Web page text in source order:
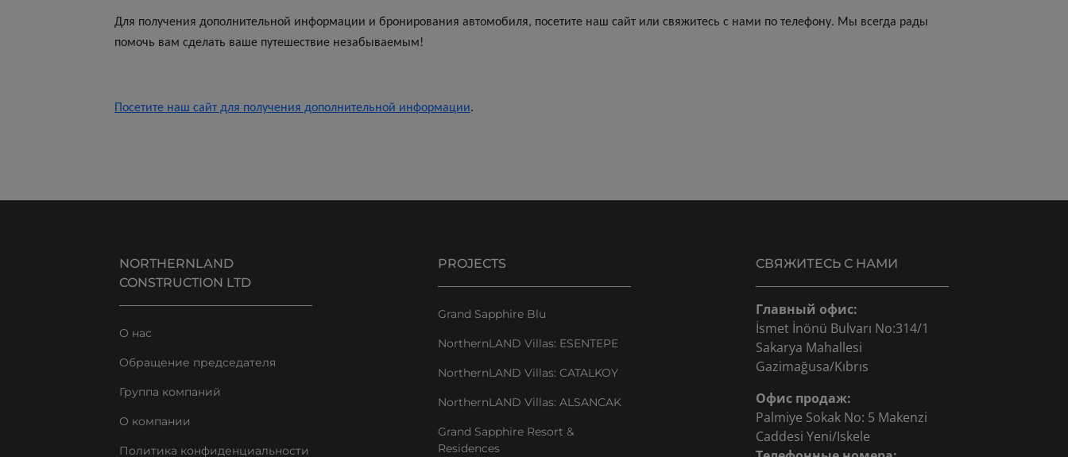
Для получения дополнительной информации и бронирования автомобиля, посетите наш сайт или свяжитесь с нами по телефону. Мы всегда рады
помочь вам сделать ваше путешествие незабываемым!
Посетите наш сайт для получения дополнительной информации.
NORTHERNLAND
CONSTRUCTION LTD
О нас
Обращение председателя
Группа компаний
О компании
Политика конфиденциальности
PROJECTS
Grand Sapphire Blu
NorthernLAND Villas: ESENTEPE
NorthernLAND Villas: CATALKOY
NorthernLAND Villas: ALSANCAK
Grand Sapphire Resort &
Residences
СВЯЖИТЕСЬ С НАМИ
Главный офис:
İsmet İnönü Bulvarı No:314/1
Sakarya Mahallesi
Gazimağusa/Kıbrıs
Офис продаж:
Palmiye Sokak No: 5 Makenzi
Caddesi Yeni/Iskele